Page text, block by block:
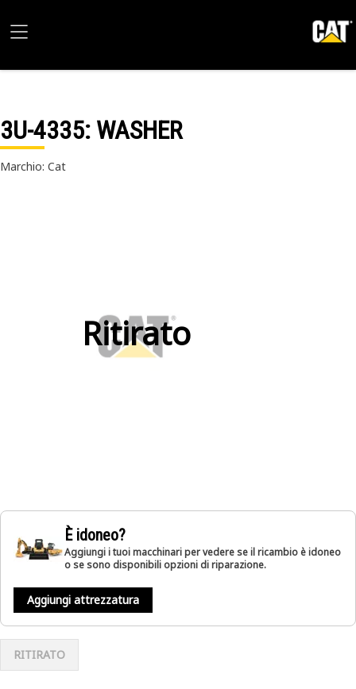
3U-4335: WASHER
Marchio: Cat
Ritirato
È idoneo?
Aggiungi i tuoi macchinari per vedere se il ricambio è idoneo
o se sono disponibili opzioni di riparazione.
Aggiungi attrezzatura
RITIRATO